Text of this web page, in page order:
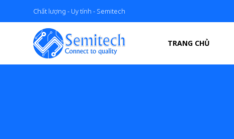
Chất lượng - Uy tính - Semitech
TRANG CHỦ